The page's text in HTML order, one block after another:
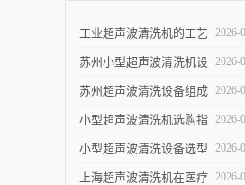
工业超声波清洗机的工艺
设计与清洗效率提升
2026-
苏州小型超声波清洗机设
计特点与实验室便携使用
优势
2026-
苏州超声波清洗设备组成
结构与自动化清洗流程解
析
2026-
小型超声波清洗机选购指
南：5个关键参数决定清
洁效果
2026-
小型超声波清洗设备选型
指南：关键参数与实验
2026-
上海超声波清洗机在医疗 2026-